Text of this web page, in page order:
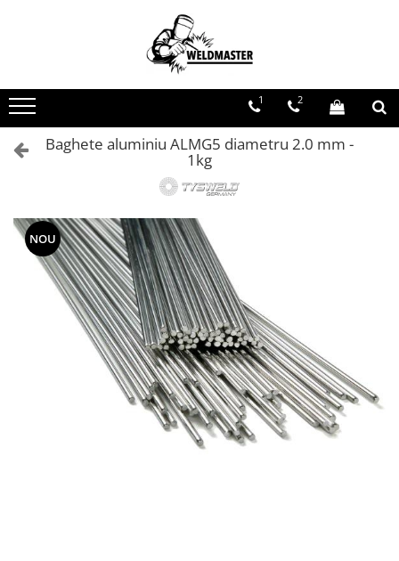
Aparate sudura MMA
Aparate de sudura fara gaz
Aparate de sudura MIG-MAG
Aparate sudura aluminiu AC/DC
Accesorii sudura
Accesorii MIG MAG
Accesorii taiere cu plasma
Accesorii TIG/WIG
Consumabile, accesorii laser
Pistolete sudura MIG/MAG
Pistolete sudura TIG/WIG
1 2
Baghete aluminiu ALMG5 diametru 2.0 mm -
1kg
NOU